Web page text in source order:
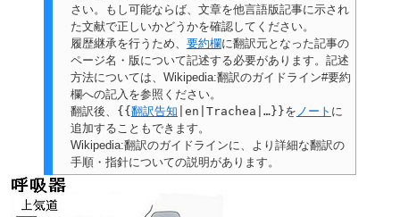
さい。もし可能ならば、文章を他言語版記事に示され
た文献で正しいかどうかを確認してください。
履歴継承を行うため、 要約欄に翻訳元となった記事の
ページ名・版について記述する必要があります。記述
方法については、Wikipedia:翻訳のガイドライン#要約
欄への記入を参照ください。
翻訳後、 {{翻訳告知 |en|Trachea|…}}を ノート に
追加することもできます。
Wikipedia:翻訳のガイドラインに、より詳細な翻訳の
手順・指針についての説明があります。